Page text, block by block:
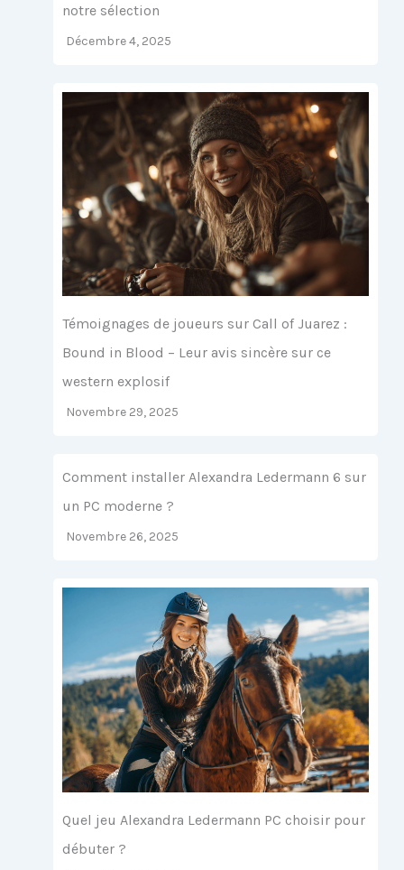
notre sélection
Décembre 4, 2025
Témoignages de joueurs sur Call of Juarez :
Bound in Blood – Leur avis sincère sur ce
western explosif
Novembre 29, 2025
Comment installer Alexandra Ledermann 6 sur
un PC moderne ?
Novembre 26, 2025
Quel jeu Alexandra Ledermann PC choisir pour
débuter ?